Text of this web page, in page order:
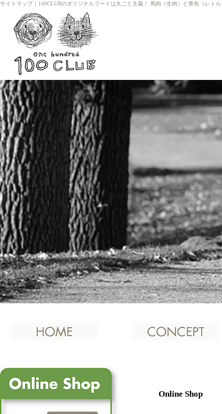
サイトマップ｜ 100CLUBのオリジナルフードは丸ごと主義！ 馬肉（生肉）と青魚（レト
Online Shop